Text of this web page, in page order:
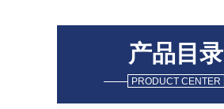
产品目录
PRODUCT CENTER